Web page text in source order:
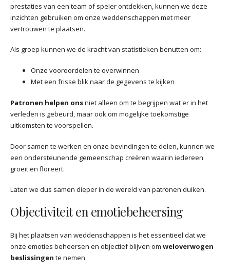
prestaties van een team of speler ontdekken, kunnen we deze
inzichten gebruiken om onze weddenschappen met meer
vertrouwen te plaatsen.
Als groep kunnen we de kracht van statistieken benutten om:
Onze vooroordelen te overwinnen
Met een frisse blik naar de gegevens te kijken
Patronen helpen onsniet alleen om te begrijpen wat er in het
verleden is gebeurd, maar ook om mogelijke toekomstige
uitkomsten te voorspellen.
Door samen te werken en onze bevindingen te delen, kunnen we
een ondersteunende gemeenschap creëren waarin iedereen
groeit en floreert.
Laten we dus samen dieper in de wereld van patronen duiken.
Objectiviteit en emotiebeheersing
Bij het plaatsen van weddenschappen is het essentieel dat we
onze emoties beheersen en objectief blijven om weloverwogen
beslissingen te nemen.